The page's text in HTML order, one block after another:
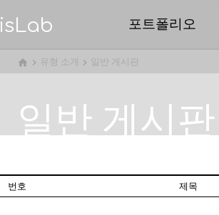
isLab 포트폴리오
  유형 소개  일반 게시판
일반 게시판
번호 제목